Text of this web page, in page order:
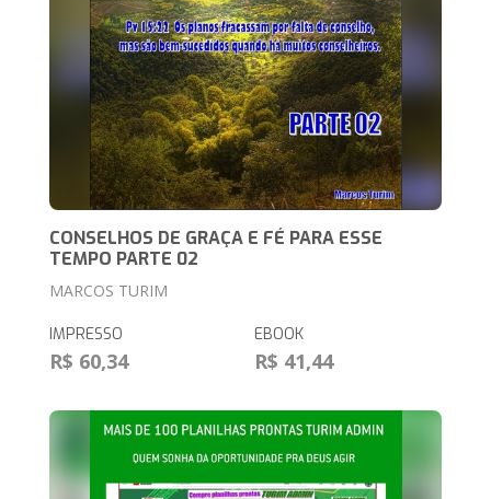
CONSELHOS DE GRAÇA E FÉ PARA ESSE
TEMPO PARTE 02
MARCOS TURIM
IMPRESSO
R$ 60,34
EBOOK
R$ 41,44